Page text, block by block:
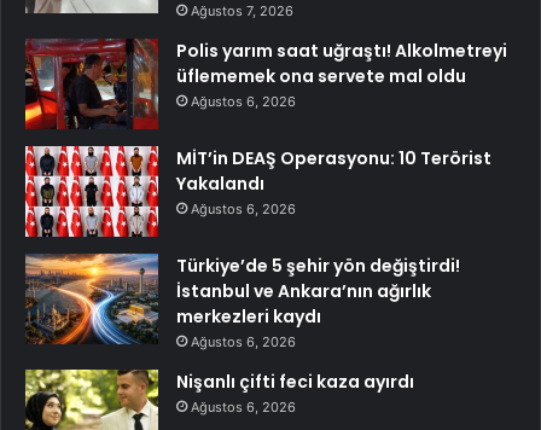
Ağustos 7, 2026
Polis yarım saat uğraştı! Alkolmetreyi
üflememek ona servete mal oldu
Ağustos 6, 2026
MİT’in DEAŞ Operasyonu: 10 Terörist
Yakalandı
Ağustos 6, 2026
Türkiye’de 5 şehir yön değiştirdi!
İstanbul ve Ankara’nın ağırlık
merkezleri kaydı
Ağustos 6, 2026
Nişanlı çifti feci kaza ayırdı
Ağustos 6, 2026